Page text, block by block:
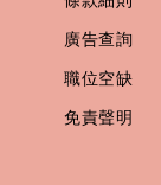
廣告查詢
職位空缺
免責聲明